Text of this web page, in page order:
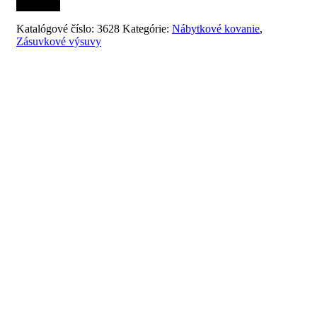
Katalógové číslo: 3628 Kategórie: Nábytkové kovanie,
Zásuvkové výsuvy